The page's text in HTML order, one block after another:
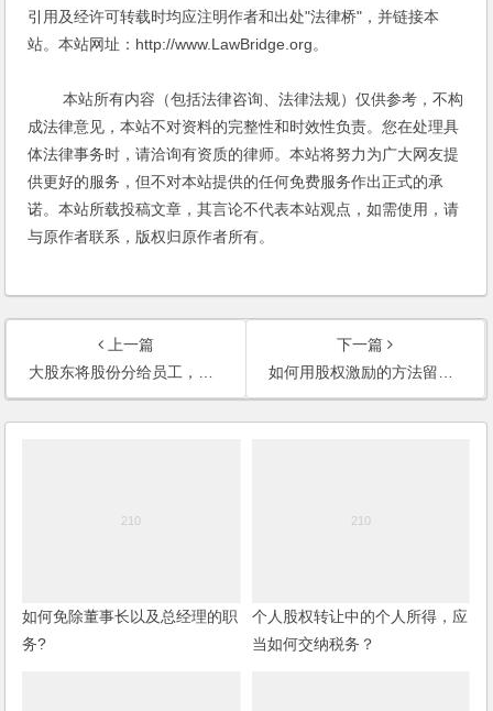
引用及经许可转载时均应注明作者和出处"法律桥"，并链接本
站。本站网址：http://www.LawBridge.org。
本站所有内容（包括法律咨询、法律法规）仅供参考，不构
成法律意见，本站不对资料的完整性和时效性负责。您在处理具
体法律事务时，请洽询有资质的律师。本站将努力为广大网友提
供更好的服务，但不对本站提供的任何免费服务作出正式的承
诺。本站所载投稿文章，其言论不代表本站观点，如需使用，请
与原作者联系，版权归原作者所有。
上一篇
大股东将股份分给员工，员工写了欠条，员工准备辞职，应当退还股份还是偿还债务？
下一篇
如何用股权激励的方法留住高级管理人员呢？股份怎样出让呢？
如何免除董事长以及总经理的职
务?
个人股权转让中的个人所得，应
当如何交纳税务？